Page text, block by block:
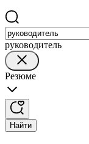
руководитель
Резюме
Найти